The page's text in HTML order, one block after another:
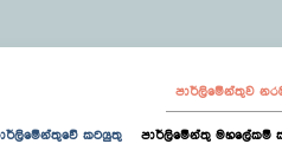
පාර්ලි‌මේන්තුව
කටයුතු පාර්ලිමේන්තු මහලේකම්